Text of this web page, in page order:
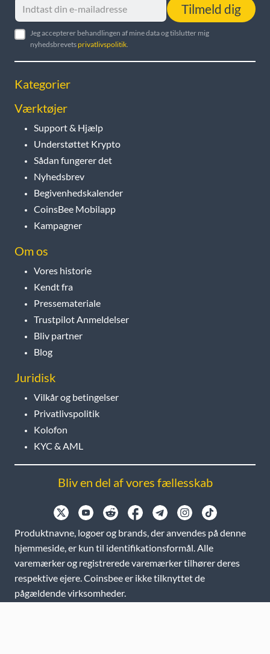
Tilmeld dig
Jeg accepterer behandlingen af mine data og tilslutter mig
nyhedsbrevetsprivatlivspolitik
Kategorier
Værktøjer
Support & Hjælp
Understøttet Krypto
Sådan fungerer det
Nyhedsbrev
Begivenhedskalender
CoinsBee Mobilapp
Kampagner
Om os
Vores historie
Kendt fra
Pressemateriale
Trustpilot Anmeldelser
Bliv partner
Blog
Juridisk
Vilkår og betingelser
Privatlivspolitik
Kolofon
KYC & AML
Bliv en del af vores fællesskab
Produktnavne, logoer og brands, der anvendes på denne
hjemmeside, er kun til identifikationsformål. Alle
varemærker og registrerede varemærker tilhører deres
respektive ejere. Coinsbee er ikke tilknyttet de
pågældende virksomheder.